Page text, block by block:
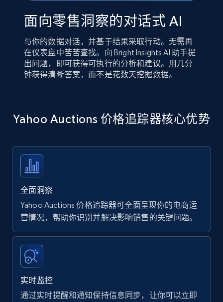
面向零售洞察的对话式 AI
与你的数据对话，并基于结果采取行动。无需再
在仪表盘中苦苦查找。向 Bright Insights AI 助手提
出问题，即可获得可执行的分析和建议。用几分
钟获得清晰答案，而不是花数天挖掘数据。
Yahoo Auctions 价格追踪器核心优势
全面洞察
Yahoo Auctions 价格追踪器可全面呈现你的电商运
营情况，帮助你识别并解决影响销售的关键问题。
实时监控
通过实时提醒和通知保持信息同步，让你可以立即